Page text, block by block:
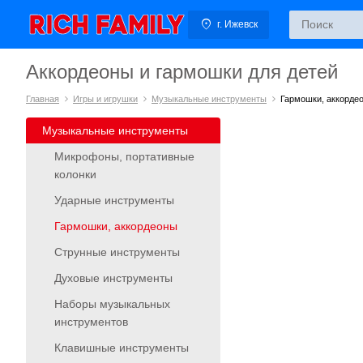
г. Ижевск
Аккордеоны и гармошки для детей
Главная Игры и игрушки Музыкальные инструменты Гармошки,
Музыкальные инструменты
Микрофоны, портативные
колонки
Ударные инструменты
Гармошки, аккордеоны
Струнные инструменты
Духовые инструменты
Наборы музыкальных
инструментов
Клавишные инструменты